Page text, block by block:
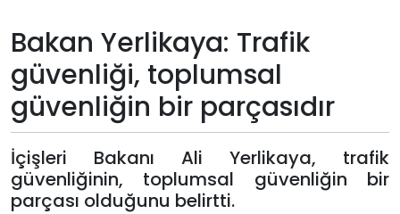
Künye
Giriş
Yap
Bakan Yerlikaya: Trafik
güvenliği, toplumsal
güvenliğin bir parçasıdır
İçişleri Bakanı Ali Yerlikaya, trafik
güvenliğinin, toplumsal güvenliğin bir
parçası olduğunu belirtti.